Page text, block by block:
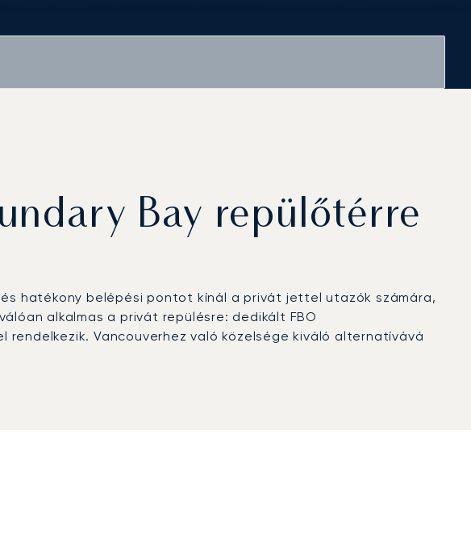
Bay repülőtérre
hatékony belépési pontot kínál a privát jettel utazók számára,
alkalmas a privát repülésre: dedikált FBO
Vancouverhez való közelsége kiváló alternatívává